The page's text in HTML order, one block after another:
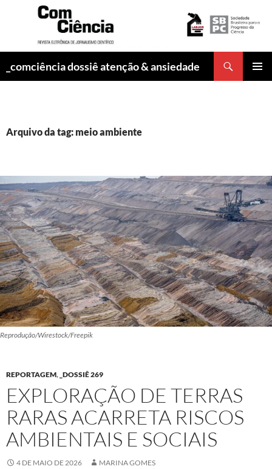
_comciência dossiê atenção & ansiedade
Arquivo da tag: meio ambiente
Reprodução/Wirestock/Freepik
REPORTAGEM, _DOSSIÊ 269
EXPLORAÇÃO DE TERRAS
RARAS ACARRETA RISCOS
AMBIENTAIS E SOCIAIS
4 DE MAIO DE 2026 MARINA GOMES